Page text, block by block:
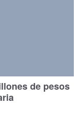
de pesos